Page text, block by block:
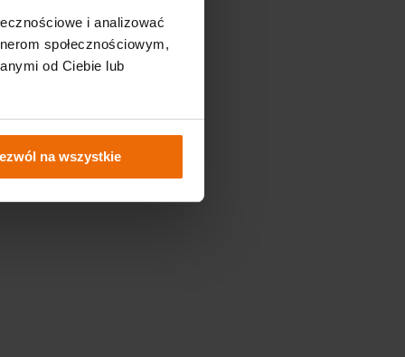
i analizować
społecznościowym,
od Ciebie lub
na wszystkie